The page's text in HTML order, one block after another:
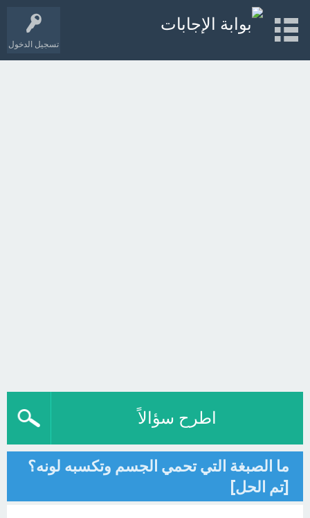
تسجيل الدخول
اطرح سؤالاً
ما الصبغة التي تحمي الجسم وتكسبه لونه؟
[تم الحل]